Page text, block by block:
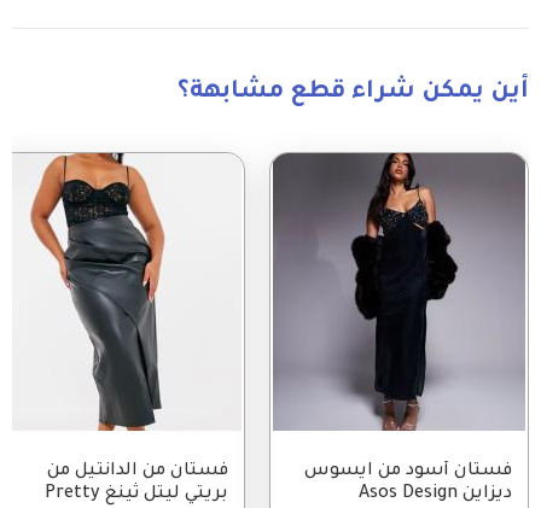
أين يمكن شراء قطع مشابهة؟
Image
فستان أسود من ايسوس
ديزاين Asos Design
Image
فستان من الدانتيل من
بريتي ليتل ثينغ Pretty